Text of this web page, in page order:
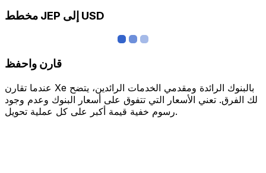
مخطط JEP إلى USD
قارن واحفظ
عندما تقارن Xe بالبنوك الرائدة ومقدمي الخدمات الرائدين، يتضح
لك الفرق. تعني الأسعار التي تتفوق على أسعار البنوك وعدم وجود
رسوم خفية قيمة أكبر على كل عملية تحويل.